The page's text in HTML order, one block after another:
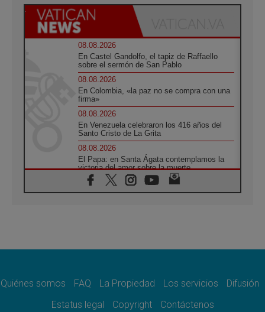
08.08.2026
En Castel Gandolfo, el tapiz de Raffaello
sobre el sermón de San Pablo
08.08.2026
En Colombia, «la paz no se compra con una
firma»
08.08.2026
En Venezuela celebraron los 416 años del
Santo Cristo de La Grita
08.08.2026
El Papa: en Santa Ágata contemplamos la
victoria del amor sobre la muerte
08.08.2026
León XIV visitará el Santuario de la Madre
07.08.2026
07.08.2026
el compromiso del cristiano"
Quiénes somos FAQ La Propiedad Los servicios
Difusión
Estatus legal
Copyright Contáctenos